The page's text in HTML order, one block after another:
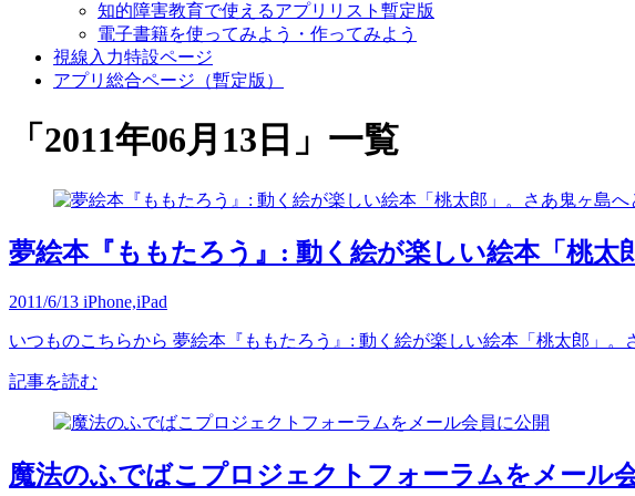
知的障害教育で使えるアプリリスト暫定版
電子書籍を使ってみよう・作ってみよう
視線入力特設ページ
アプリ総合ページ（暫定版）
「 2011年06月13日 」 一覧
夢絵本『ももたろう』: 動く絵が楽しい絵本「桃太
2011/6/13 iPhone,iPad
いつものこちらから 夢絵本『ももたろう』: 動く絵が楽しい絵本「桃太郎」
記事を読む
魔法のふでばこプロジェクトフォーラムをメール